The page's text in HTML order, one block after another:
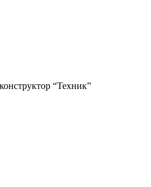
“Техник”